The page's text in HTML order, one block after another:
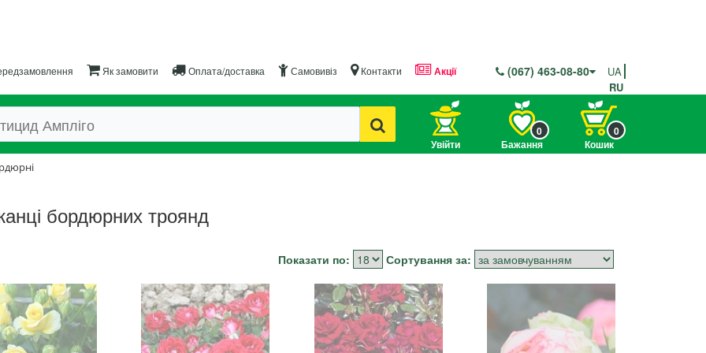
Як замовити Оплата/доставка Самовивіз Контакти Акції (067) 463-08-80
UA
RU
Увійти Бажання
0
Кошик
0
бордюрних троянд
Показати по: Сортування за: